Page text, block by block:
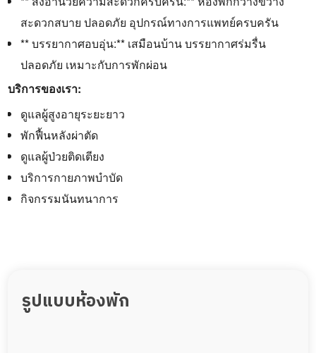
สะดวกสบาย ปลอดภัย อุปกรณ์ทางการแพทย์ครบครัน
** บรรยากาศอบอุ่น:** เสมือนบ้าน บรรยากาศร่มรื่น
ปลอดภัย เหมาะกับการพักผ่อน
บริการของเรา:
ดูแลผู้สูงอายุระยะยาว
พักฟื้นหลังผ่าตัด
ดูแลผู้ป่วยติดเตียง
บริการกายภาพบำบัด
กิจกรรมนันทนาการ
รูปแบบห้องพัก